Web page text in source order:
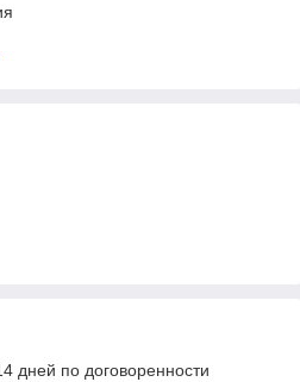
дней по договоренности